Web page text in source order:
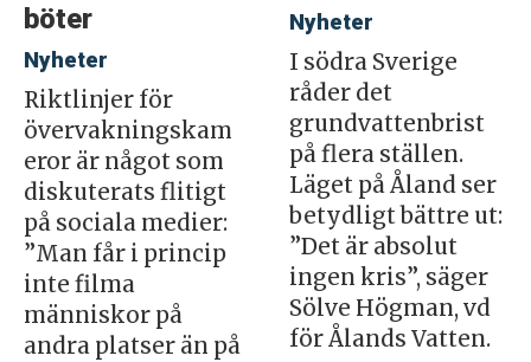
böter
Nyheter
Riktlinjer för
övervakningskam
eror är något som
diskuterats flitigt
på sociala medier:
”Man får i princip
inte filma
människor på
andra platser än på
Nyheter
I södra Sverige
råder det
grundvattenbrist
på flera ställen.
Läget på Åland ser
betydligt bättre ut:
”Det är absolut
ingen kris”, säger
Sölve Högman, vd
för Ålands Vatten.